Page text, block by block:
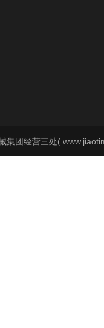
集团经营三处(